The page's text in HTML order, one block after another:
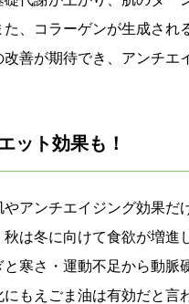
、コラーゲンが生成され
善が期待でき、アンチエ
ット効果も！
アンチエイジング効果だ
秋は冬に向けて食欲が増進
寒さ・運動不足から動脈
もえごま油は有効だと言